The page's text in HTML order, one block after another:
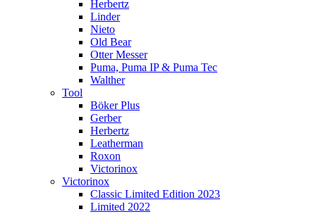
Herbertz
Linder
Nieto
Old Bear
Otter Messer
Puma, Puma IP & Puma Tec
Walther
Tool
Böker Plus
Gerber
Herbertz
Leatherman
Roxon
Victorinox
Victorinox
Classic Limited Edition 2023
Limited 2022